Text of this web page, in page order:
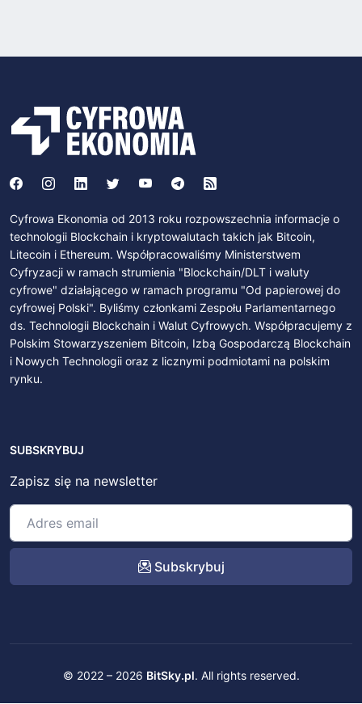
Cyfrowa Ekonomia od 2013 roku rozpowszechnia informacje o
technologii Blockchain i kryptowalutach takich jak Bitcoin,
Litecoin i Ethereum. Współpracowaliśmy Ministerstwem
Cyfryzacji w ramach strumienia "Blockchain/DLT i waluty
cyfrowe" działającego w ramach programu "Od papierowej do
cyfrowej Polski". Byliśmy członkami Zespołu Parlamentarnego
ds. Technologii Blockchain i Walut Cyfrowych. Współpracujemy z
Polskim Stowarzyszeniem Bitcoin, Izbą Gospodarczą Blockchain
i Nowych Technologii oraz z licznymi podmiotami na polskim
rynku.
SUBSKRYBUJ
Zapisz się na newsletter
Subskrybuj
© 2022 – 2026 BitSky.pl. All rights reserved.